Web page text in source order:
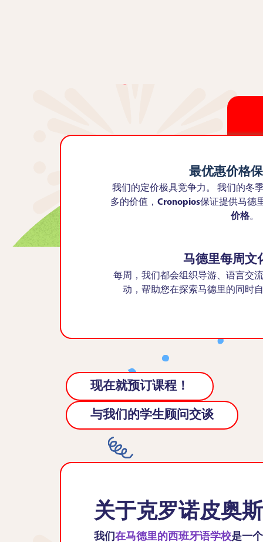
最优惠价格
我们的定价极具竞争力。 我们的冬
多的价值， Cronopios保证提供马德
价格。
马德里每周
每周，我们都会组织导游、语言交
动，帮助您在探索马德里的同时
现在就预订课程！
与我们的学生顾问交谈
关于克罗诺皮奥斯
我们在马德里的西班牙语学校是一